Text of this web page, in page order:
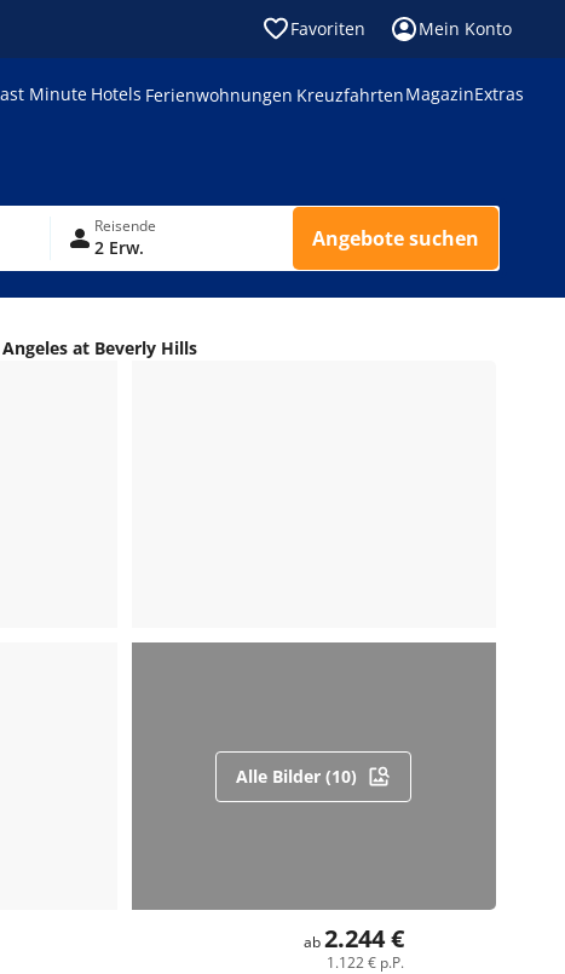
Favoriten Mein Konto
Minute Hotels Ferienwohnungen KreuzfahrtenMagazinExtras
Reisende
2 Erw. Angebote suchen
at Beverly Hills
Alle Bilder (10)
ab2.244 €
1.122 € p.P.